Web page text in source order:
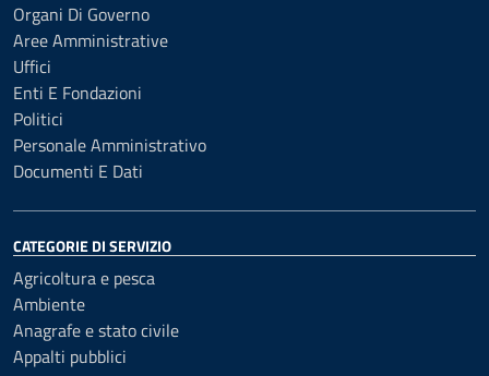
Organi Di Governo
Aree Amministrative
Uffici
Enti E Fondazioni
Politici
Personale Amministrativo
Documenti E Dati
CATEGORIE DI SERVIZIO
Agricoltura e pesca
Ambiente
Anagrafe e stato civile
Appalti pubblici